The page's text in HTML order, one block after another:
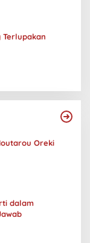
Terlupakan
Oreki
dalam